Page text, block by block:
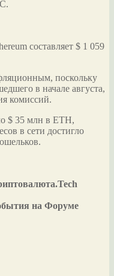
составляет $ 1 059
поскольку
в начале августа,
комиссий.
$ 35 млн в ETH,
в сети достигло
на Форуме